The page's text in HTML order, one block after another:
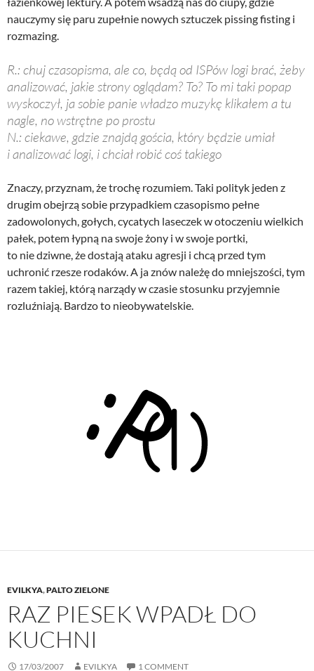
nauczymy się paru zupełnie nowych sztuczek pissing fisting i
rozmazing.
R.: chuj czasopisma, ale co, będą od ISPów logi brać, żeby
analizować, jakie strony oglądam? To? To mi taki popap
wyskoczył, ja sobie panie władzo muzykę klikałem a tu
nagle, no wstrętne po prostu
N.: ciekawe, gdzie znajdą gościa, który będzie umiał
i analizować logi, i chciał robić coś takiego
Znaczy, przyznam, że trochę rozumiem. Taki polityk jeden z
drugim obejrzą sobie przypadkiem czasopismo pełne
zadowolonych, gołych, cycatych laseczek w otoczeniu wielkich
pałek, potem łypną na swoje żony i w swoje portki,
to nie dziwne, że dostają ataku agresji i chcą przed tym
uchronić rzesze rodaków. A ja znów należę do mniejszości, tym
razem takiej, którą narządy w czasie stosunku przyjemnie
rozluźniają. Bardzo to nieobywatelskie.
EVILKYA,PALTO ZIELONE
RAZ PIESEK WPADŁ DO
KUCHNI
17/03/2007 EVILKYA 1 COMMENT